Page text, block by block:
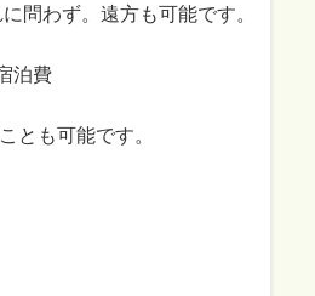
問わず。遠方も可能です。
泊費
とも可能です。